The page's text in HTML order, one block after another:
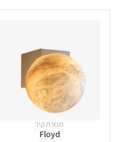
מנורת קיר
Floyd